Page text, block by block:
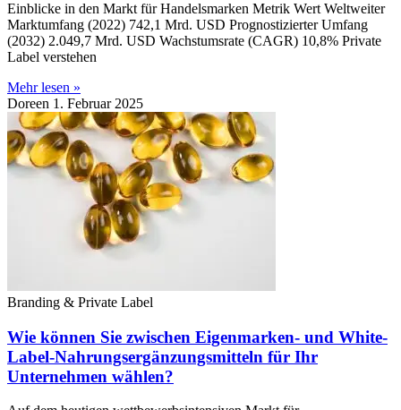
Einblicke in den Markt für Handelsmarken Metrik Wert Weltweiter
Marktumfang (2022) 742,1 Mrd. USD Prognostizierter Umfang
(2032) 2.049,7 Mrd. USD Wachstumsrate (CAGR) 10,8% Private
Label verstehen
Mehr lesen »
Doreen 1. Februar 2025
Branding & Private Label
Wie können Sie zwischen Eigenmarken- und White-
Label-Nahrungsergänzungsmitteln für Ihr
Unternehmen wählen?